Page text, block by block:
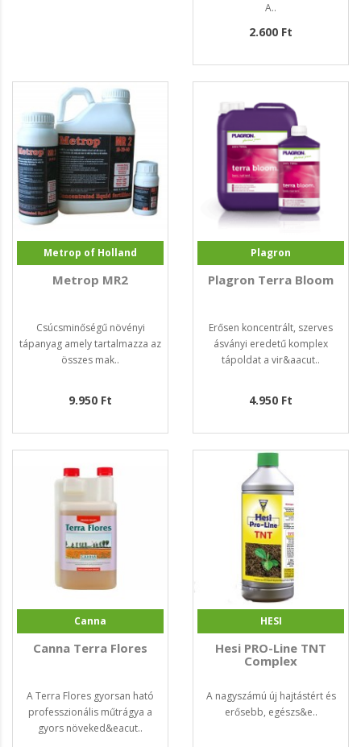
A..
2.600 Ft
Metrop of Holland
Metrop MR2
Csúcsminőségű növényi
tápanyag amely tartalmazza az
összes mak..
9.950 Ft
Plagron
Plagron Terra Bloom
Erősen koncentrált, szerves
ásványi eredetű komplex
tápoldat a vir&aacut..
4.950 Ft
Canna
Canna Terra Flores
A Terra Flores gyorsan ható
professzionális műtrágya a
gyors növeked&eacut..
HESI
Hesi PRO-Line TNT
Complex
A nagyszámú új hajtástért és
erősebb, egészs&e..